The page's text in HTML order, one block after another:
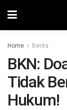
Home Berita
BKN:
Tidak
Hukum!